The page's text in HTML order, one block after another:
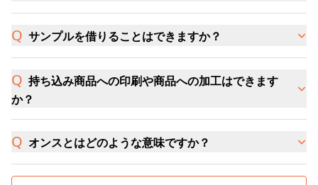
サンプルを借りることはできますか？
持ち込み商品への印刷や商品への加工はできます
か？
オンスとはどのような意味ですか？